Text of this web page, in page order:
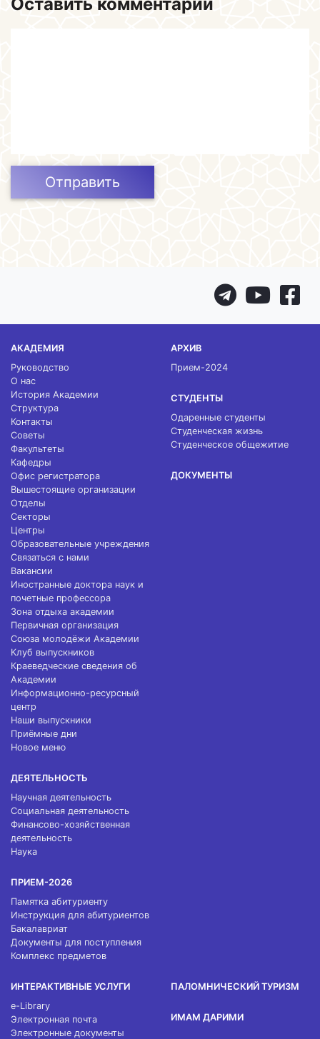
Отправить
АКАДЕМИЯ
Руководство
О нас
История Академии
Структура
Контакты
Советы
Факультеты
Кафедры
Офис регистратора
Вышестоящие организации
Отделы
Секторы
Центры
Образовательные учреждения
Связаться с нами
Вакансии
Иностранные доктора наук и
почетные профессора
Зона отдыха академии
Первичная организация
Союза молодёжи Академии
Клуб выпускников
Краеведческие сведения об
Академии
Информационно-ресурсный
центр
Наши выпускники
Приёмные дни
Новое меню
ДЕЯТЕЛЬНОСТЬ
Научная деятельность
Социальная деятельность
Финансово-хозяйственная
деятельность
Наука
ПРИЕМ-2026
Памятка абитуриенту
Инструкция для абитуриентов
Бакалавриат
Документы для поступления
Комплекс предметов
АРХИВ
Прием-2024
СТУДЕНТЫ
Одаренные студенты
Студенческая жизнь
Студенческое общежитие
ДОКУМЕНТЫ
ИНТЕРАКТИВНЫЕ УСЛУГИ
e-Library
Электронная почта
Электронные документы
ПАЛОМНИЧЕСКИЙ ТУРИЗМ
ИМАМ ДАРИМИ